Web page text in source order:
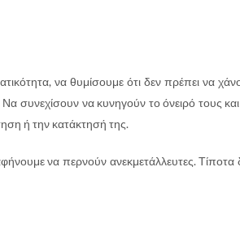
να θυμίσουμε ότι δεν πρέπει να
συνεχίσουν να κυνηγούν το όνειρό τους
ή την κατάκτησή της.
να περνούν ανεκμετάλλευτες. Τίποτα